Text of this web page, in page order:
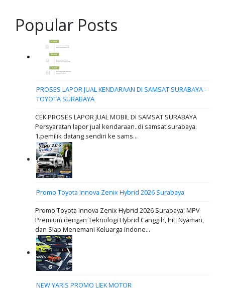
Popular Posts
PROSES LAPOR JUAL KENDARAAN DI SAMSAT SURABAYA -
TOYOTA SURABAYA
CEK PROSES LAPOR JUAL MOBIL DI SAMSAT SURABAYA
Persyaratan lapor jual kendaraan..di samsat surabaya.
1.pemilik datang sendiri ke sams...
Promo Toyota Innova Zenix Hybrid 2026 Surabaya
Promo Toyota Innova Zenix Hybrid 2026 Surabaya: MPV
Premium dengan Teknologi Hybrid Canggih, Irit, Nyaman,
dan Siap Menemani Keluarga Indone...
NEW YARIS PROMO LIEK MOTOR